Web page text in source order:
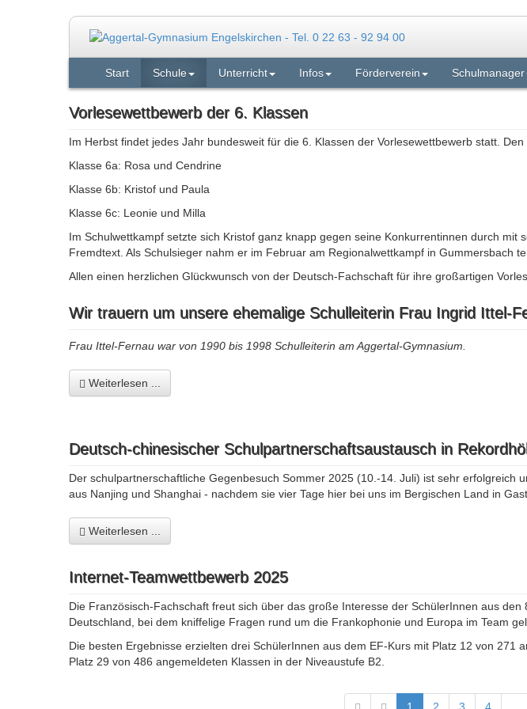
Start Schule Unterricht Infos Förderverein Schulmanager
Vorlesewettbewerb der 6. Klassen
Im Herbst findet jedes Jahr bundesweit für die 6. Klassen der Vorlesewettbewerb statt.
Klasse 6a: Rosa und Cendrine
Klasse 6b: Kristof und Paula
Klasse 6c: Leonie und Milla
Im Schulwettkampf setzte sich Kristof ganz knapp gegen seine Konkurrentinnen durch mit
Fremdtext. Als Schulsieger nahm er im Februar am Regionalwettkampf in Gummersbach
Allen einen herzlichen Glückwunsch von der Deutsch-Fachschaft für ihre großartigen
Wir trauern um unsere ehemalige Schulleiterin Frau Ingrid Ittel-
Frau Ittel-Fernau war von 1990 bis 1998 Schulleiterin am Aggertal-Gymnasium.
Weiterlesen ...
Deutsch-chinesischer Schulpartnerschaftsaustausch in
Der schulpartnerschaftliche Gegenbesuch Sommer 2025 (10.-14. Juli) ist sehr
aus Nanjing und Shanghai - nachdem sie vier Tage hier bei uns im Bergischen Land in
Weiterlesen ...
Internet-Teamwettbewerb 2025
Die Französisch-Fachschaft freut sich über das große Interesse der SchülerInnen aus
Deutschland, bei dem kniffelige Fragen rund um die Frankophonie und Europa im Team
Die besten Ergebnisse erzielten drei SchülerInnen aus dem EF-Kurs mit Platz 12 von
Platz 29 von 486 angemeldeten Klassen in der Niveaustufe B2.